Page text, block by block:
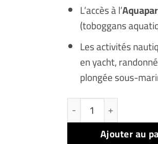
L’accès à l’
(toboggans
Les activités
en yacht,
plongée sous-
quantité de Village
Ajouter au